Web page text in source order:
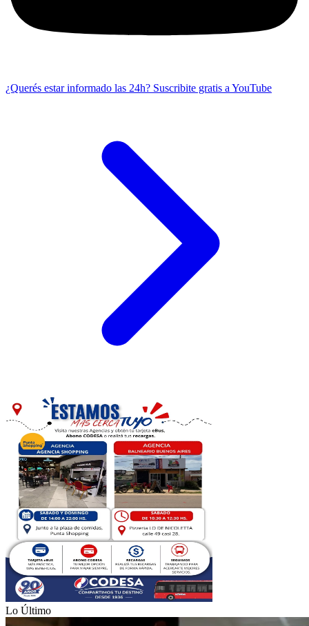
¿Querés estar informado las 24h? Suscribite gratis a YouTube
Lo Último